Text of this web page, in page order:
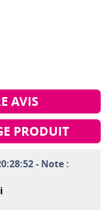
AVIS
PRODUIT
- Note :